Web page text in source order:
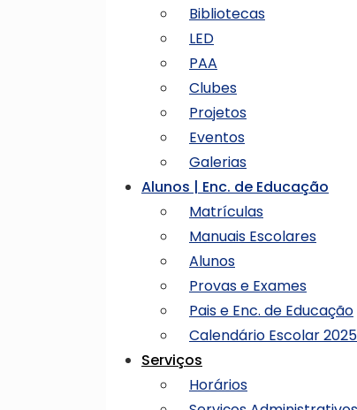
Bibliotecas
LED
PAA
Clubes
Projetos
Eventos
Galerias
Alunos | Enc. de Educação
Matrículas
Manuais Escolares
Alunos
Provas e Exames
Pais e Enc. de Educação
Calendário Escolar
Serviços
Horários